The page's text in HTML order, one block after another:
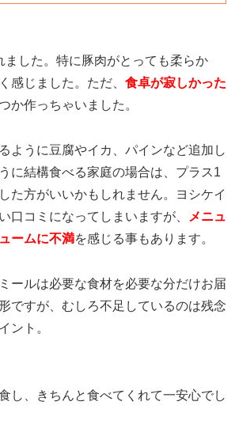
ました。特に豚肉がとっても柔らか
感じました。ただ、 食卓が寂しかった
か作っちゃいました。
ように豆腐やイカ、パインなど追加し
に結構食べる家庭の場合は、プラス1
た方がいいかもしれません。ヨシケイ
口コミになってしまいますが、
メニュ
ームに不満を感じる事もあります。
ールは必要な食材を必要な分だけお届
ですが、むしろ不足しているのは残念
ント。
し、きちんと食べてくれて一安心でし